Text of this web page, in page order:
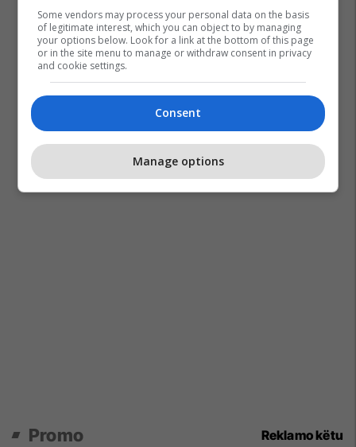
Promo Reklamo këtu
Some vendors may process your personal data on the basis
of legitimate interest, which you can object to by managing
your options below. Look for a link at the bottom of this page
or in the site menu to manage or withdraw consent in privacy
and cookie settings.
Consent
Manage options